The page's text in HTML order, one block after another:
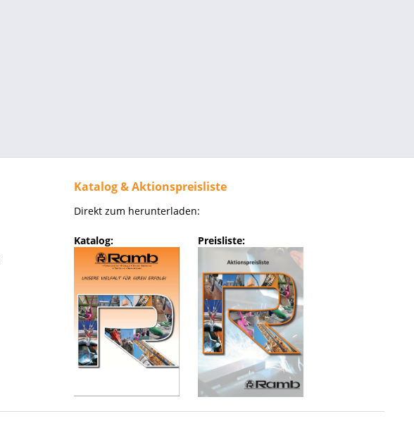
Katalog & Aktionspreisliste
Direkt zum herunterladen:
Katalog: Preisliste: